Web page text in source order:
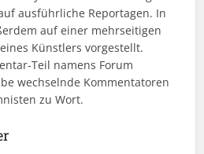
ausführliche Reportagen. In
auf einer mehrseitigen
Künstlers vorgestellt.
Teil namens Forum
wechselnde Kommentatoren
zu Wort.